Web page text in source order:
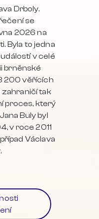
Drboly.
se
2026 na
Byla to jedna
v celé
brněnské
200 věřících
zahraničí tak
proces, který
Buly byl
v roce 2011
Václava